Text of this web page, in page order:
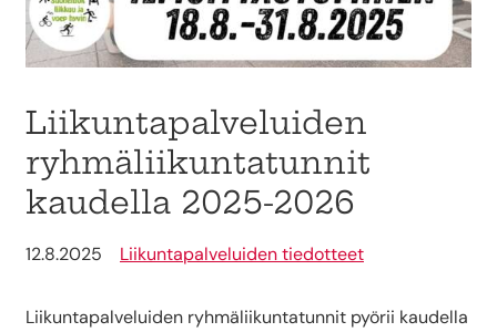
Liikuntapalveluiden
ryhmäliikuntatunnit
kaudella 2025-2026
12.8.2025 Liikuntapalveluiden tiedotteet
Liikuntapalveluiden ryhmäliikuntatunnit pyörii kaudella